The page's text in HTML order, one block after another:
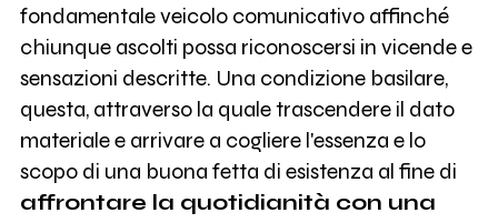
fondamentale veicolo comunicativo affinché
chiunque ascolti possa riconoscersi in vicende e
sensazioni descritte. Una condizione basilare,
questa, attraverso la quale trascendere il dato
materiale e arrivare a cogliere l'essenza e lo
scopo di una buona fetta di esistenza al fine di
affrontare la quotidianità con una